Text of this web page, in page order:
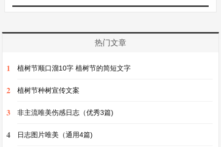
的，圆圆的，像一个金色的大盘子。盘子里密密麻
的像小水滴，有的像小月牙。
起，向日葵就面向东边，像是在迎接太阳的到来；
傍晚，太阳落山了，向日葵就低下了头，好像在和
热门文章
1 植树节顺口溜10字 植树节的简短文字
2 植树节种树宣传文案
3 非主流唯美伤感日志（优秀3篇)
4 日志图片唯美（通用4篇)